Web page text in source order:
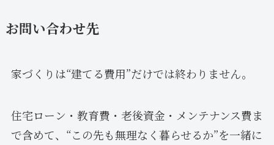
お問い合わせ先
家づくりは“建てる費用”だけでは終わりません。
住宅ローン・教育費・老後資金・メンテナンス費ま
で含めて、“この先も無理なく暮らせるか”を一緒に